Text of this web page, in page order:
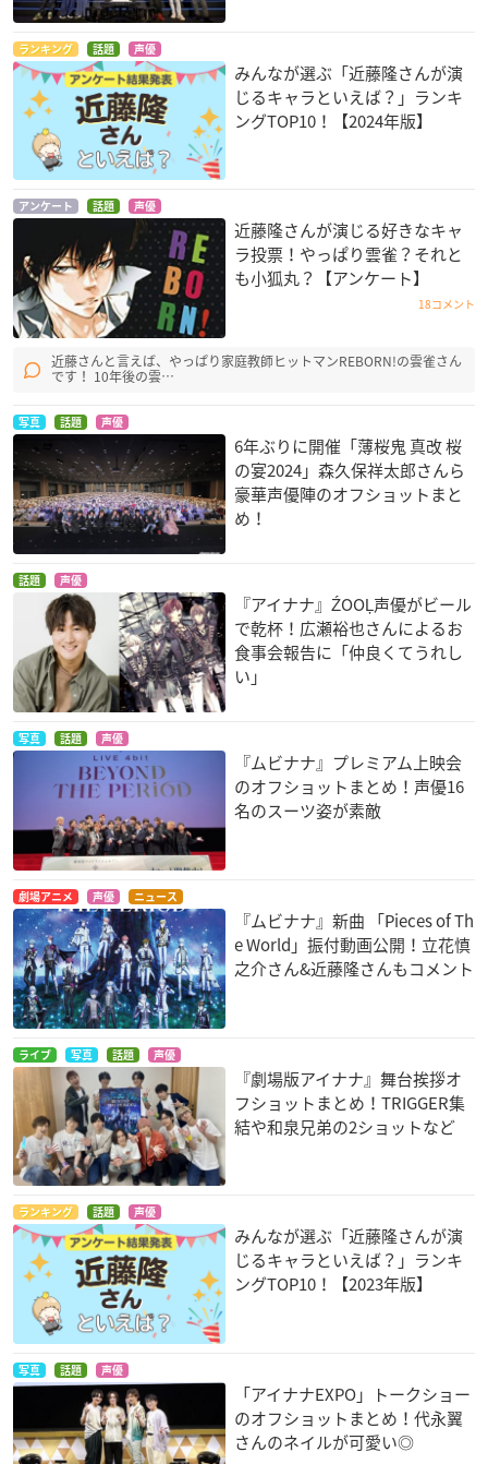
生徒会の一存 Lv.2
杉崎鍵
ランキング 話題 声優
みんなが選ぶ「近藤隆さんが演
じるキャラといえば？」ランキ
ングTOP10！【2024年版】
アンケート 話題 声優
近藤隆さんが演じる好きなキャ
ラ投票！やっぱり雲雀？それと
も小狐丸？【アンケート】
18コメント
近藤さんと言えば、やっぱり家庭教師ヒットマンREBORN!の雲雀さん
です！ 10年後の雲…
写真 話題 声優
6年ぶりに開催「薄桜鬼 真改 桜
の宴2024」森久保祥太郎さんら
豪華声優陣のオフショットまと
め！
話題 声優
『アイナナ』ŹOOĻ声優がビール
で乾杯！広瀬裕也さんによるお
食事会報告に「仲良くてうれし
い」
写真 話題 声優
『ムビナナ』プレミアム上映会
のオフショットまとめ！声優16
名のスーツ姿が素敵
劇場アニメ 声優 ニュース
『ムビナナ』新曲 「Pieces of Th
e World」振付動画公開！立花慎
之介さん&近藤隆さんもコメント
ライブ 写真 話題 声優
『劇場版アイナナ』舞台挨拶オ
フショットまとめ！TRIGGER集
結や和泉兄弟の2ショットなど
ランキング 話題 声優
みんなが選ぶ「近藤隆さんが演
じるキャラといえば？」ランキ
ングTOP10！【2023年版】
写真 話題 声優
「アイナナEXPO」トークショー
のオフショットまとめ！代永翼
さんのネイルが可愛い◎